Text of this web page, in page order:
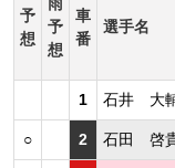
予
想
予
想
車
番
選手名
1 石井 大
○ 2 石田 啓